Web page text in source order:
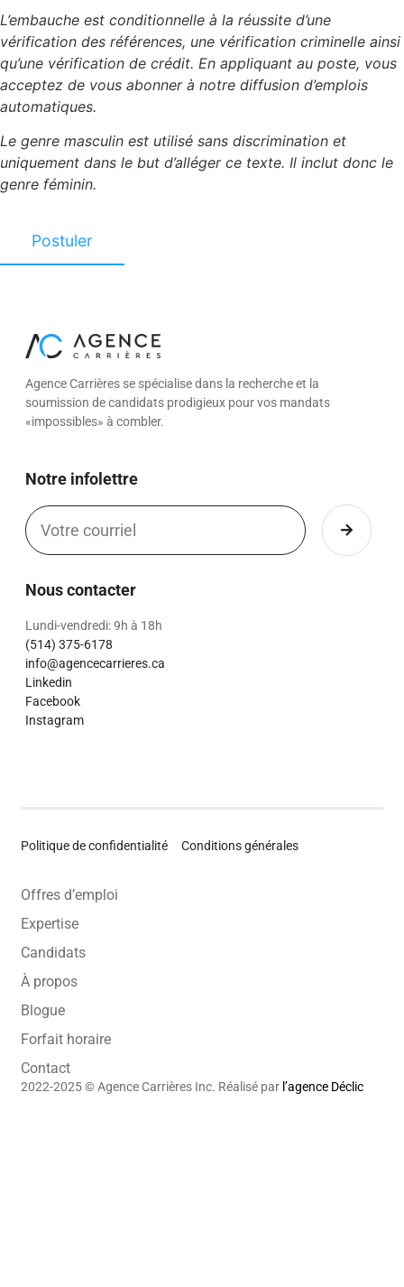
L’embauche est conditionnelle à la réussite d’une
vérification des références, une vérification criminelle ainsi
qu’une vérification de crédit. En appliquant au poste, vous
acceptez de vous abonner à notre diffusion d’emplois
automatiques.
Le genre masculin est utilisé sans discrimination et
uniquement dans le but d’alléger ce texte. Il inclut donc le
genre féminin.
Agence Carrières se spécialise dans la recherche et la
soumission de candidats prodigieux pour vos mandats
«impossibles» à combler.
Notre infolettre
Nous contacter
Lundi-vendredi: 9h à 18h
(514) 375-6178
info@agencecarrieres.ca
Linkedin
Facebook
Instagram
2022-2025 © Agence Carrières Inc. Réalisé par l’agence Déclic
Politique de confidentialité Conditions générales
Offres d’emploi
Expertise
Candidats
À propos
Blogue
Forfait horaire
Contact